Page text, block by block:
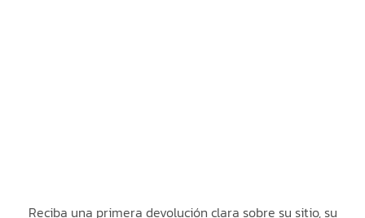
Reciba una primera devolución clara sobre su sitio, su